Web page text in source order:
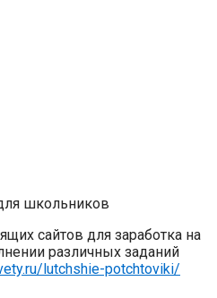
сайтов для заработка на
различных заданий
lutchshie-potchtoviki/